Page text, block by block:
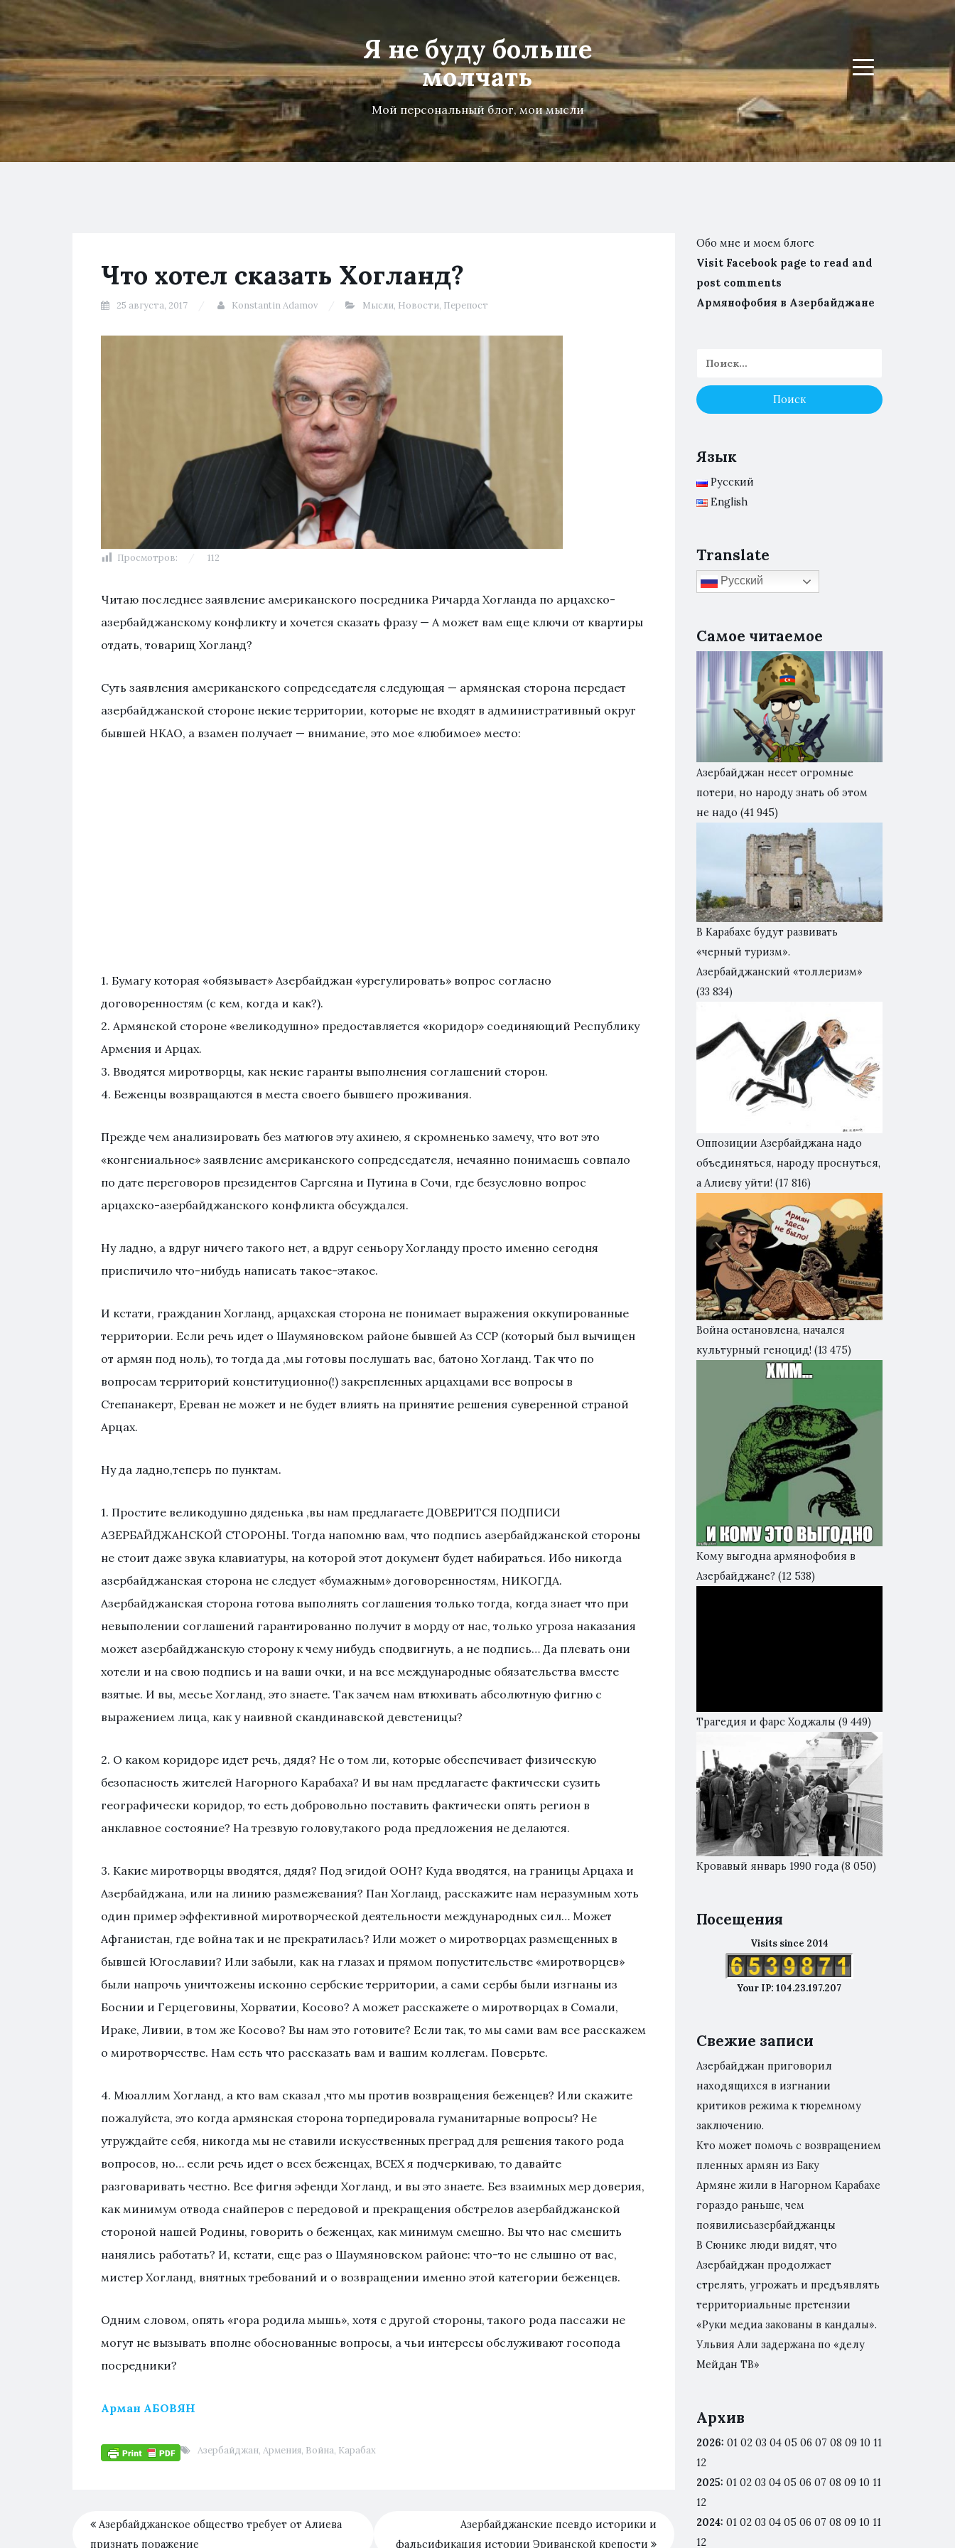
Я не буду больше
молчать
Мой персональный блог, мои мысли
Menu
Что хотел сказать Хогланд?
25 августа, 2017 Konstantin Adamov Мысли, Новости, Перепост
Просмотров: 112
Читаю последнее заявление американского посредника Ричарда Хогланда по арцахско-
азербайджанскому конфликту и хочется сказать фразу — А может вам еще ключи от квартиры
отдать, товарищ Хогланд?
Суть заявления американского сопредседателя следующая — армянская сторона передает
азербайджанской стороне некие территории, которые не входят в административный округ
бывшей НКАО, а взамен получает — внимание, это мое «любимое» место:
1. Бумагу которая «обязывает» Азербайджан «урегулировать» вопрос согласно
договоренностям (с кем, когда и как?).
2. Армянской стороне «великодушно» предоставляется «коридор» соединяющий Республику
Армения и Арцах.
3. Вводятся миротворцы, как некие гаранты выполнения соглашений сторон.
4. Беженцы возвращаются в места своего бывшего проживания.
Прежде чем анализировать без матюгов эту ахинею, я скромненько замечу, что вот это
«конгениальное» заявление американского сопредседателя, нечаянно понимаешь совпало
по дате переговоров президентов Саргсяна и Путина в Сочи, где безусловно вопрос
арцахско-азербайджанского конфликта обсуждался.
Ну ладно, а вдруг ничего такого нет, а вдруг сеньору Хогланду просто именно сегодня
приспичило что-нибудь написать такое-этакое.
И кстати, гражданин Хогланд, арцахская сторона не понимает выражения оккупированные
территории. Если речь идет о Шаумяновском районе бывшей Аз ССР (который был вычищен
от армян под ноль), то тогда да ,мы готовы послушать вас, батоно Хогланд. Так что по
вопросам территорий конституционно(!) закрепленных арцахцами все вопросы в
Степанакерт, Ереван не может и не будет влиять на принятие решения суверенной страной
Арцах.
Ну да ладно,теперь по пунктам.
1. Простите великодушно дяденька ,вы нам предлагаете ДОВЕРИТСЯ ПОДПИСИ
АЗЕРБАЙДЖАНСКОЙ СТОРОНЫ. Тогда напомню вам, что подпись азербайджанской стороны
не стоит даже звука клавиатуры, на которой этот документ будет набираться. Ибо никогда
азербайджанская сторона не следует «бумажным» договоренностям, НИКОГДА.
Азербайджанская сторона готова выполнять соглашения только тогда, когда знает что при
невыполении соглашений гарантированно получит в морду от нас, только угроза наказания
может азербайджанскую сторону к чему нибудь сподвигнуть, а не подпись… Да плевать они
хотели и на свою подпись и на ваши очки, и на все международные обязательства вместе
взятые. И вы, месье Хогланд, это знаете. Так зачем нам втюхивать абсолютную фигню с
выражением лица, как у наивной скандинавской девстеницы?
2. О каком коридоре идет речь, дядя? Не о том ли, которые обеспечивает физическую
безопасность жителей Нагорного Карабаха? И вы нам предлагаете фактически сузить
географически коридор, то есть добровольно поставить фактически опять регион в
анклавное состояние? На трезвую голову,такого рода предложения не делаются.
3. Какие миротворцы вводятся, дядя? Под эгидой ООН? Куда вводятся, на границы Арцаха и
Азербайджана, или на линию размежевания? Пан Хогланд, расскажите нам неразумным хоть
один пример эффективной миротворческой деятельности международных сил… Может
Афганистан, где война так и не прекратилась? Или может о миротворцах размещенных в
бывшей Югославии? Или забыли, как на глазах и прямом попустительстве «миротворцев»
были напрочь уничтожены исконно сербские территории, а сами сербы были изгнаны из
Боснии и Герцеговины, Хорватии, Косово? А может расскажете о миротворцах в Сомали,
Ираке, Ливии, в том же Косово? Вы нам это готовите? Если так, то мы сами вам все расскажем
о миротворчестве. Нам есть что рассказать вам и вашим коллегам. Поверьте.
4. Мюаллим Хогланд, а кто вам сказал ,что мы против возвращения беженцев? Или скажите
пожалуйста, это когда армянская сторона торпедировала гуманитарные вопросы? Не
утруждайте себя, никогда мы не ставили искусственных преград для решения такого рода
вопросов, но… если речь идет о всех беженцах, ВСЕХ я подчеркиваю, то давайте
разговаривать честно. Все фигня эфенди Хогланд, и вы это знаете. Без взаимных мер доверия,
как минимум отвода снайперов с передовой и прекращения обстрелов азербайджанской
стороной нашей Родины, говорить о беженцах, как минимум смешно. Вы что нас смешить
нанялись работать? И, кстати, еще раз о Шаумяновском районе: что-то не слышно от вас,
мистер Хогланд, внятных требований и о возвращении именно этой категории беженцев.
Одним словом, опять «гора родила мышь», хотя с другой стороны, такого рода пассажи не
могут не вызывать вполне обоснованные вопросы, а чьи интересы обслуживают госопода
посредники?
Арман АБОВЯН
Азербайджан, Армения, Война, Карабах
Азербайджанское общество требует от Алиева
признать поражение
Азербайджанские псевдо историки и
фальсификация истории Эриванской крепости
Обо мне и моем блоге
Visit Facebook page to read and
post comments
Армянофобия в Азербайджане
Язык
Русский
English
Translate
Русский
Самое читаемое
Азербайджан несет огромные
потери, но народу знать об этом
не надо (41 945)
В Карабахе будут развивать
«черный туризм».
Азербайджанский «толлеризм»
(33 834)
Оппозиции Азербайджана надо
объединяться, народу проснуться,
а Алиеву уйти! (17 816)
Война остановлена, начался
культурный геноцид! (13 475)
Кому выгодна армянофобия в
Азербайджане? (12 538)
Трагедия и фарс Ходжалы (9 449)
Кровавый январь 1990 года (8 050)
Посещения
Visits since 2014
Your IP: 104.23.197.207
Свежие записи
Азербайджан приговорил
находящихся в изгнании
критиков режима к тюремному
заключению.
Кто может помочь с возвращением
пленных армян из Баку
Армяне жили в Нагорном Карабахе
гораздо раньше, чем
появилисьазербайджанцы
В Сюнике люди видят, что
Азербайджан продолжает
стрелять, угрожать и предъявлять
территориальные претензии
«Руки медиа закованы в кандалы».
Ульвия Али задержана по «делу
Мейдан ТВ»
Архив
2026: 01 02 03 04 05 06 07 08 09 10 11
12
2025: 01 02 03 04 05 06 07 08 09 10 11
12
2024: 01 02 03 04 05 06 07 08 09 10 11
12